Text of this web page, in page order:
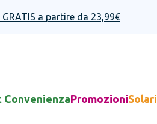
GRATIS a partire da 23,99€
ConvenienzaPromozioniSolari